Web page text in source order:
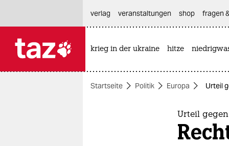
themen
verlag
veranstaltungen shop fragen
krieg in der ukraine hitze
Startseite Politik Europa Urteil
Urteil